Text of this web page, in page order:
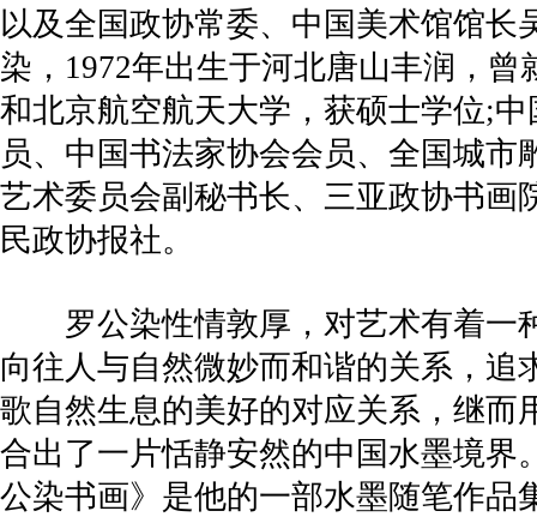
以及全国政协常委、中国美术馆馆长
染，1972年出生于河北唐山丰润，曾
和北京航空航天大学，获硕士学位;
员、中国书法家协会会员、全国城市
艺术委员会副秘书长、三亚政协书画
民政协报社。
罗公染性情敦厚，对艺术有着一
向往人与自然微妙而和谐的关系，追
歌自然生息的美好的对应关系，继而
合出了一片恬静安然的中国水墨境
公染书画》是他的一部水墨随笔作品